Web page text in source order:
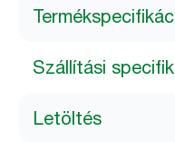
Szállítási
Letöltés